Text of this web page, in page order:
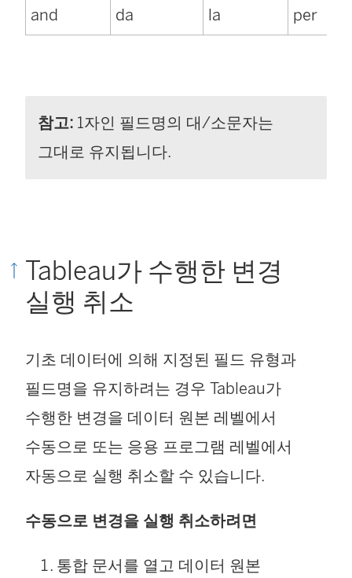
and da la per
참고: 1자인 필드명의 대/소문자는
그대로 유지됩니다.
Tableau가 수행한 변경
실행 취소
기초 데이터에 의해 지정된 필드 유형과
필드명을 유지하려는 경우 Tableau가
수행한 변경을 데이터 원본 레벨에서
수동으로 또는 응용 프로그램 레벨에서
자동으로 실행 취소할 수 있습니다.
수동으로 변경을 실행 취소하려면
통합 문서를 열고 데이터 원본